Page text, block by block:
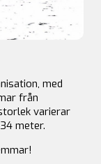
med
från
varierar
meter.